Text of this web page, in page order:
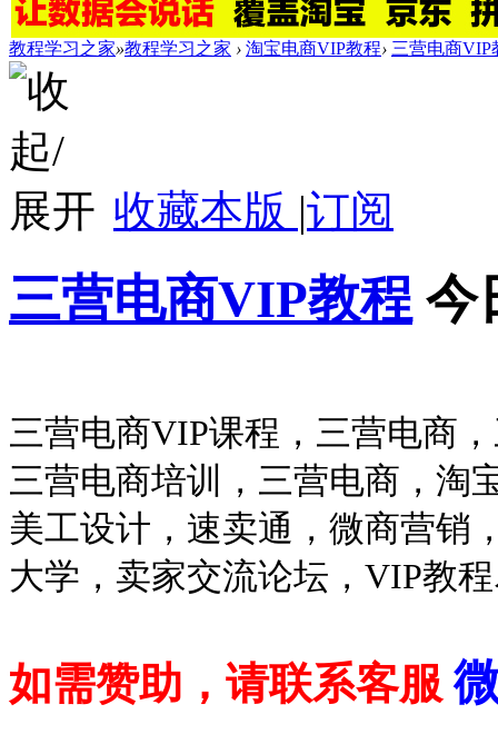
教程学习之家»教程学习之家 › 淘宝电商VIP教程› 三营电商VIP
收藏本版 |订阅
三营电商VIP教程 今
三营电商VIP课程，三营电商
三营电商培训，三营电商，淘
美工设计，速卖通，微商营销
大学，卖家交流论坛，VIP教
如需赞助，请联系客服